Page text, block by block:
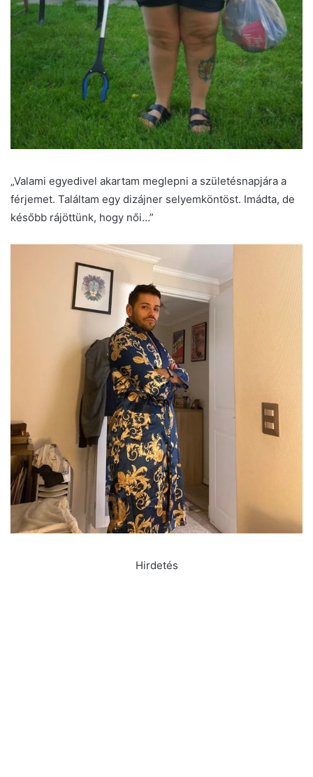
„Valami egyedivel akartam meglepni a születésnapjára a
férjemet. Találtam egy dizájner selyemköntöst. Imádta, de
később rájöttünk, hogy női…”
Hirdetés